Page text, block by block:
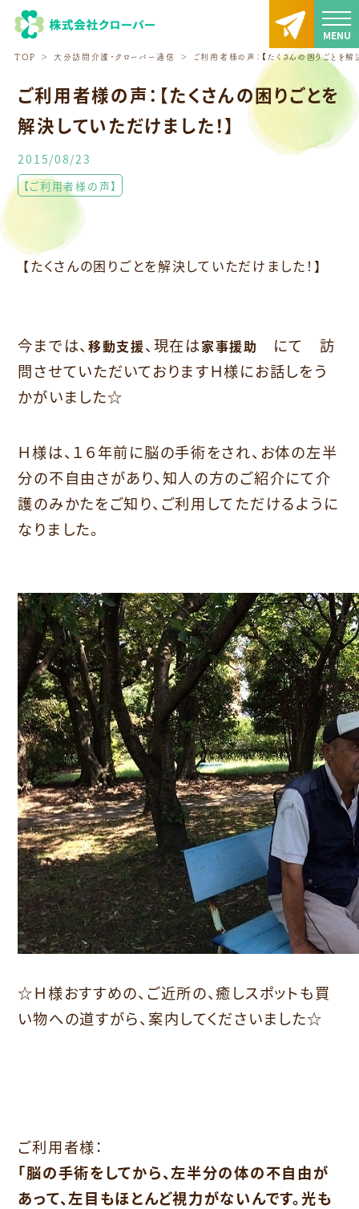
TOP 大分訪問介護・クローバー通信 ご利用者様の声：【たくさんの困りごとを解
ご利用者様の声：【たくさんの困りごとを
解決していただけました！】
2015/08/23
【ご利用者様の声】
【たくさんの困りごとを解決していただけました！】
今までは、 移動支援、現在は家事援助
にて 訪
問させていただいておりますＨ様にお話しをう
かがいました☆
Ｈ様は、１６年前に脳の手術をされ、お体の左半
分の不自由さがあり、知人の方のご紹介にて介
護のみかたをご知り、ご利用してただけるように
なりました。
☆Ｈ様おすすめの、ご近所の、癒しスポットも買
い物への道すがら、案内してくださいました☆
ご利用者様：
「脳の手術をしてから、左半分の体の不自由が
あって、左目もほとんど視力がないんです。光も